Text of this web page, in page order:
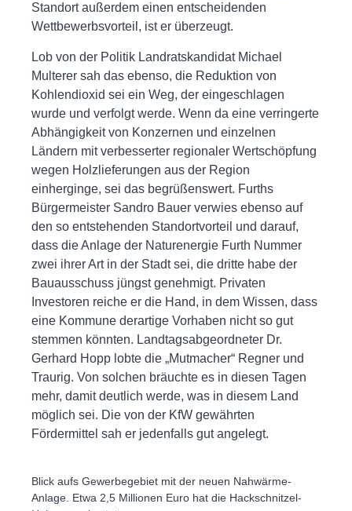
Standort außerdem einen entscheidenden
Wettbewerbsvorteil, ist er überzeugt.
Lob von der Politik Landratskandidat Michael
Multerer sah das ebenso, die Reduktion von
Kohlendioxid sei ein Weg, der eingeschlagen
wurde und verfolgt werde. Wenn da eine verringerte
Abhängigkeit von Konzernen und einzelnen
Ländern mit verbesserter regionaler Wertschöpfung
wegen Holzlieferungen aus der Region
einherginge, sei das begrüßenswert. Furths
Bürgermeister Sandro Bauer verwies ebenso auf
den so entstehenden Standortvorteil und darauf,
dass die Anlage der Naturenergie Furth Nummer
zwei ihrer Art in der Stadt sei, die dritte habe der
Bauausschuss jüngst genehmigt. Privaten
Investoren reiche er die Hand, in dem Wissen, dass
eine Kommune derartige Vorhaben nicht so gut
stemmen könnten. Landtagsabgeordneter Dr.
Gerhard Hopp lobte die „Mutmacher“ Regner und
Traurig. Von solchen bräuchte es in diesen Tagen
mehr, damit deutlich werde, was in diesem Land
möglich sei. Die von der KfW gewährten
Fördermittel sah er jedenfalls gut angelegt.
Blick aufs Gewerbegebiet mit der neuen Nahwärme-
Anlage. Etwa 2,5 Millionen Euro hat die Hackschnitzel-